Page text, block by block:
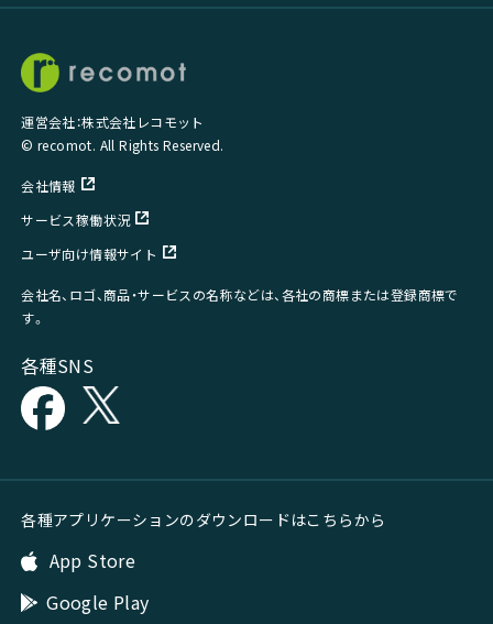
運営会社：株式会社レコモット
© recomot. All Rights Reserved.
会社情報
サービス稼働状況
ユーザ向け情報サイト
会社名、ロゴ、商品・サービスの名称などは、各社の商標または登録商標で
す。
各種SNS
各種アプリケーションのダウンロードはこちらから
App Store
Google Play